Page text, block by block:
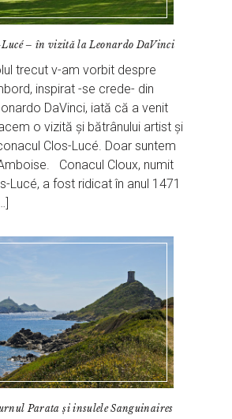
Lucé – în vizită la Leonardo DaVinci
trecut v-am vorbit despre
inspirat -se crede- din
DaVinci, iată că a venit
o vizită și bătrânului artist și
Clos-Lucé. Doar suntem
Conacul Cloux, numit
Lucé, a fost ridicat în anul 1471
Parata și insulele Sanguinaires